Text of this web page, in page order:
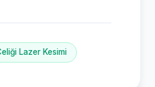
Lazer Kesimi